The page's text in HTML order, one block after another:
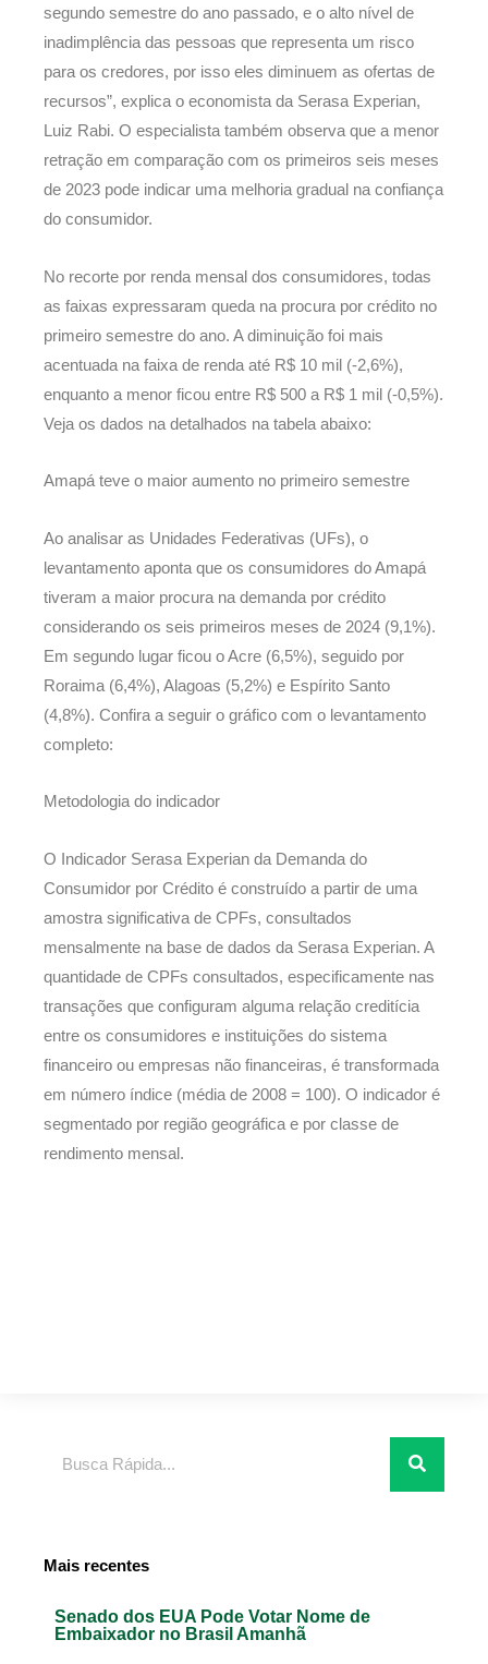
segundo semestre do ano passado, e o alto nível de
inadimplência das pessoas que representa um risco
para os credores, por isso eles diminuem as ofertas de
recursos”, explica o economista da Serasa Experian,
Luiz Rabi. O especialista também observa que a menor
retração em comparação com os primeiros seis meses
de 2023 pode indicar uma melhoria gradual na confiança
do consumidor.
No recorte por renda mensal dos consumidores, todas
as faixas expressaram queda na procura por crédito no
primeiro semestre do ano. A diminuição foi mais
acentuada na faixa de renda até R$ 10 mil (-2,6%),
enquanto a menor ficou entre R$ 500 a R$ 1 mil (-0,5%).
Veja os dados na detalhados na tabela abaixo:
Amapá teve o maior aumento no primeiro semestre
Ao analisar as Unidades Federativas (UFs), o
levantamento aponta que os consumidores do Amapá
tiveram a maior procura na demanda por crédito
considerando os seis primeiros meses de 2024 (9,1%).
Em segundo lugar ficou o Acre (6,5%), seguido por
Roraima (6,4%), Alagoas (5,2%) e Espírito Santo
(4,8%). Confira a seguir o gráfico com o levantamento
completo:
Metodologia do indicador
O Indicador Serasa Experian da Demanda do
Consumidor por Crédito é construído a partir de uma
amostra significativa de CPFs, consultados
mensalmente na base de dados da Serasa Experian. A
quantidade de CPFs consultados, especificamente nas
transações que configuram alguma relação creditícia
entre os consumidores e instituições do sistema
financeiro ou empresas não financeiras, é transformada
em número índice (média de 2008 = 100). O indicador é
segmentado por região geográfica e por classe de
rendimento mensal.
Mais recentes
Senado dos EUA Pode Votar Nome de
Embaixador no Brasil Amanhã